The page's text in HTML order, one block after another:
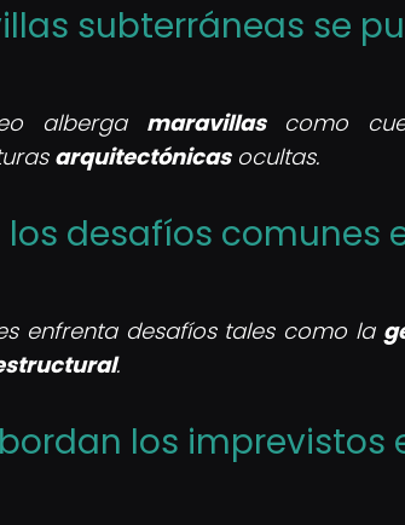
subterráneas se
alberga maravillascomo
arquitectónicasocultas.
los desafíos comunes
enfrenta desafíos tales como la
.
los